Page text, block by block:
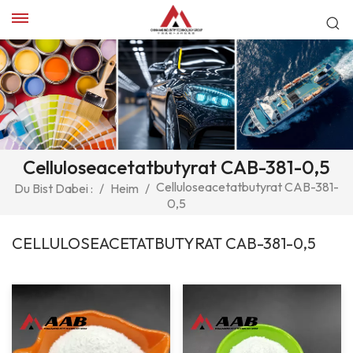
Celluloseacetatbutyrat CAB-381-0,5
Du Bist Dabei : / Heim / Celluloseacetatbutyrat CAB-381-
0,5
CELLULOSEACETATBUTYRAT CAB-381-0,5